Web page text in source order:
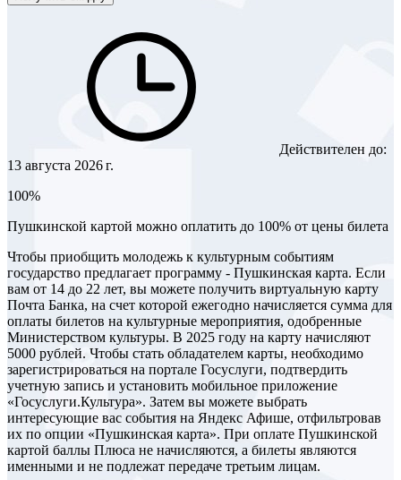
Действителен до:
13 августа 2026 г.
100%
Пушкинской картой можно оплатить до 100% от цены билета
Чтобы приобщить молодежь к культурным событиям
государство предлагает программу - Пушкинская карта. Если
вам от 14 до 22 лет, вы можете получить виртуальную карту
Почта Банка, на счет которой ежегодно начисляется сумма для
оплаты билетов на культурные мероприятия, одобренные
Министерством культуры. В 2025 году на карту начисляют
5000 рублей. Чтобы стать обладателем карты, необходимо
зарегистрироваться на портале Госуслуги, подтвердить
учетную запись и установить мобильное приложение
«Госуслуги.Культура». Затем вы можете выбрать
интересующие вас события на Яндекс Афише, отфильтровав
их по опции «Пушкинская карта». При оплате Пушкинской
картой баллы Плюса не начисляются, а билеты являются
именными и не подлежат передаче третьим лицам.